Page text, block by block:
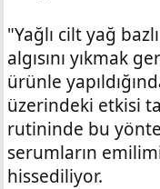
"Yağlı cilt yağ
algısını yıkmak
ürünle
üzerindeki etkisi
rutininde bu
serumların
hissediliyor.